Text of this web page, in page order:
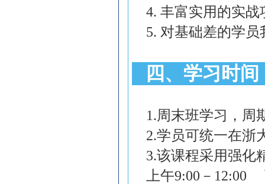
4. 丰富实用的实战
5. 对基础差的学员
四、学习时间
1.周末班学习，周
2.学员可统一在浙
3.该课程采用强化
上午9:00 － 12:00